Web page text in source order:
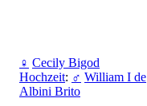
♀ Cecily Bigod
Hochzeit: ♂ William I de
Albini Brito